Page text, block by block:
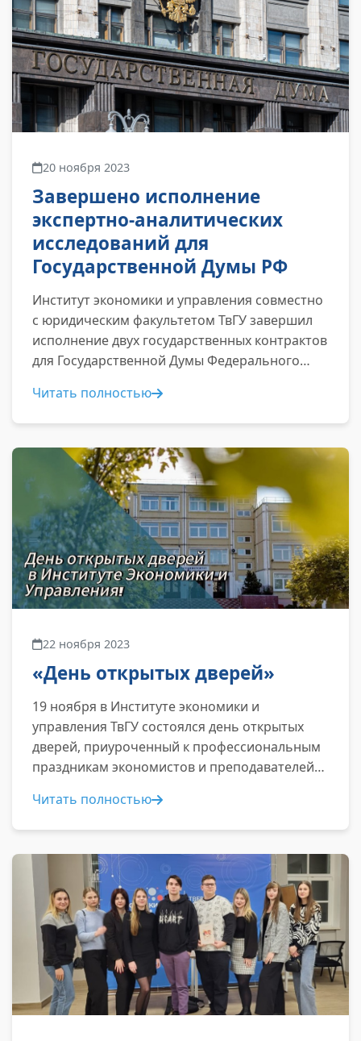
20 ноября 2023
Завершено исполнение
экспертно-аналитических
исследований для
Государственной Думы РФ
Институт экономики и управления совместно
с юридическим факультетом ТвГУ завершил
исполнение двух государственных контрактов
для Государственной Думы Федерального
Читать полностью
22 ноября 2023
«День открытых дверей»
19 ноября в Институте экономики и
управления ТвГУ состоялся день открытых
дверей, приуроченный к профессиональным
праздникам экономистов и преподавателей
Читать полностью